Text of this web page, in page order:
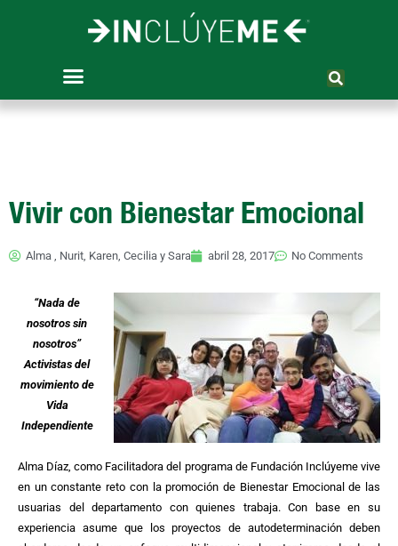
Vivir con Bienestar Emocional
Alma , Nurit, Karen, Cecilia y Sara abril 28, 2017 No Comments
“Nada de
nosotros sin
nosotros”
Activistas del
movimiento de
Vida
Independiente
Alma Díaz, como Facilitadora del programa de Fundación Inclúyeme vive
en un constante reto con la promoción de Bienestar Emocional de las
usuarias del departamento con quienes trabaja. Con base en su
experiencia asume que los proyectos de autodeterminación deben